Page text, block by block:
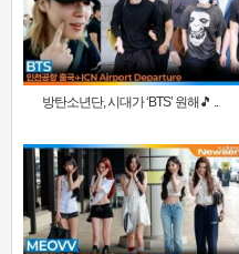
방탄소년단, 시대가 ‘BTS’ 원해🎵 ..